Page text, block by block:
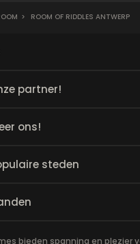
> ROOM OF RIDDLES ANTWERP
partner!
ons!
steden
bieden spanning en plezier